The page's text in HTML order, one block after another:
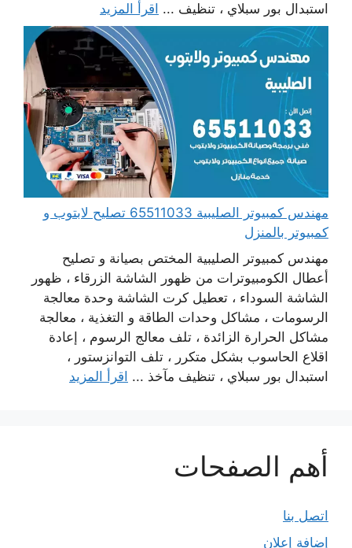
استبدال بور سبلاي ، تنظيف ... اقرأ المزيد
مهندس كمبيوتر الصليبية 65511033 تصليح لابتوب و
كمبيوتر بالمنزل
مهندس كمبيوتر الصليبية المختص بصيانة و تصليح
أعطال الكومبيوترات من ظهور الشاشة الزرقاء ، ظهور
الشاشة السوداء ، تعطيل كرت الشاشة وحدة معالجة
الرسومات ، مشاكل وحدات الطاقة و التغذية ، معالجة
مشاكل الحرارة الزائدة ، تلف معالج الرسوم ، إعادة
اقلاع الحاسوب بشكل متكرر ، تلف التوانزستور ،
استبدال بور سبلاي ، تنظيف مآخذ ... اقرأ المزيد
أهم الصفحات
اتصل بنا
إضافة إعلان